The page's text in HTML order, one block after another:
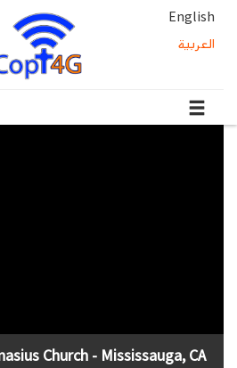
English
العربية